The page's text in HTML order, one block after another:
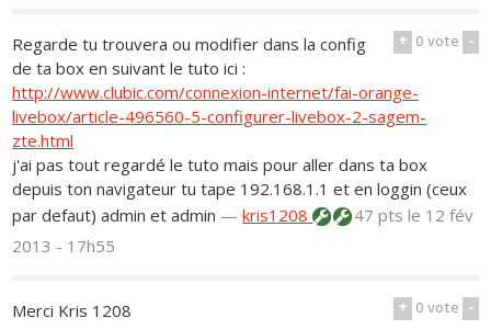
+ 0vote -
Regarde tu trouvera ou modifier dans la config
de ta box en suivant le tuto ici :
http://www.clubic.com/connexion-internet/fai-orange-
livebox/article-496560-5-configurer-livebox-2-sagem-
zte.html
j'ai pas tout regardé le tuto mais pour aller dans ta box
depuis ton navigateur tu tape 192.168.1.1 et en loggin (ceux
par defaut) admin et admin —kris1208 47 ptsle 12 fév
2013 - 17h55
+ 0vote -
Merci Kris 1208